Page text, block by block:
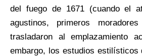
del fuego de 1671 (cuando el
agustinos, primeros
trasladaron al emplazamiento
embargo, los estudios estilísticos